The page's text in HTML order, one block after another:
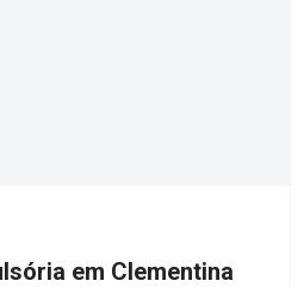
em Clementina